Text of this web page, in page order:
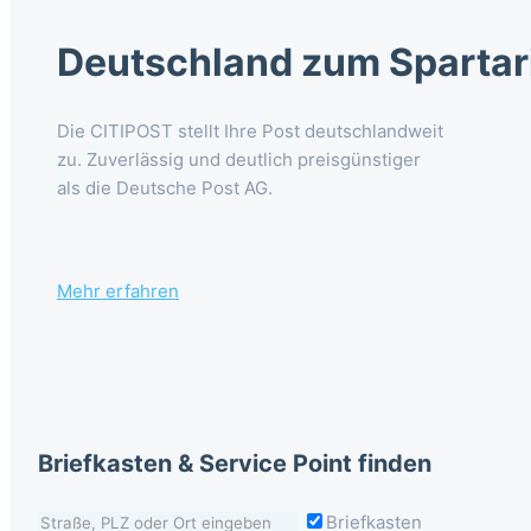
Deutschland zum
Die CITIPOST stellt Ihre Post deutschlandweit
zu. Zuverlässig und deutlich preisgünstiger
als die Deutsche Post AG.
Mehr erfahren
Briefkasten & Service Point finden
Briefkasten